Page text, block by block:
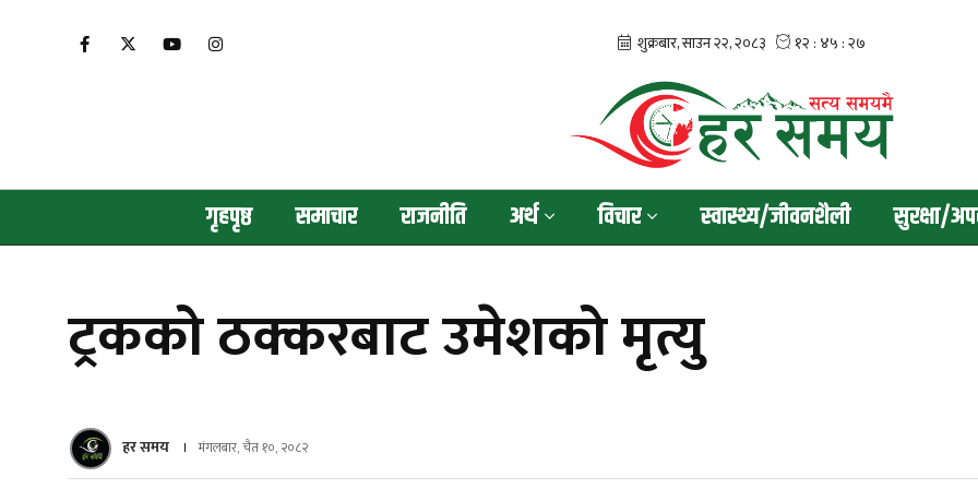
गृहपृष्ठ समाचार राजनीति अर्थ विचार स्वास्थ्य/जीवनशैली सुरक्षा/
ट्रकको ठक्करबाट उमेशको मृत्यु
हर समय मंगलबार, चैत १०, २०८२